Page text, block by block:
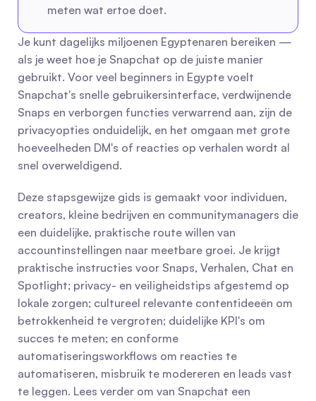
meten wat ertoe doet.
Je kunt dagelijks miljoenen Egyptenaren bereiken —
als je weet hoe je Snapchat op de juiste manier
gebruikt. Voor veel beginners in Egypte voelt
Snapchat's snelle gebruikersinterface, verdwijnende
Snaps en verborgen functies verwarrend aan, zijn de
privacyopties onduidelijk, en het omgaan met grote
hoeveelheden DM's of reacties op verhalen wordt al
snel overweldigend.
Deze stapsgewijze gids is gemaakt voor individuen,
creators, kleine bedrijven en communitymanagers die
een duidelijke, praktische route willen van
accountinstellingen naar meetbare groei. Je krijgt
praktische instructies voor Snaps, Verhalen, Chat en
Spotlight; privacy- en veiligheidstips afgestemd op
lokale zorgen; cultureel relevante contentideeën om
betrokkenheid te vergroten; duidelijke KPI's om
succes te meten; en conforme
automatiseringsworkflows om reacties te
automatiseren, misbruik te modereren en leads vast
te leggen. Lees verder om van Snapchat een